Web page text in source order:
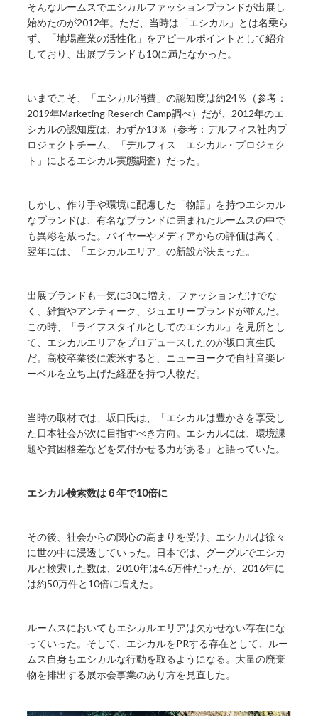
そんなルームスでエシカルファッションブランドが出展し
始めたのが2012年。ただ、当時は「エシカル」とは名乗ら
ず、「地場産業の活性化」をアピールポイントとして紹介
しており、出展ブランドも10に満たなかった。
いまでこそ、「エシカル消費」の認知度は約24％（参考：
2019年Marketing Reserch Camp調べ）だが、2012年のエ
シカルの認知度は、わずか13％（参考：デルフィス社内プ
ロジェクトチーム、「デルフィス エシカル・プロジェク
ト」によるエシカル実態調査）だった。
しかし、作り手や環境に配慮した「物語」を持つエシカル
なブランドは、有名なブランドに囲まれたルームスの中で
も異彩を放った。バイヤーやメディアからの評価は高く、
翌年には、「エシカルエリア」の新設が決まった。
出展ブランドも一気に30に増え、ファッションだけでな
く、雑貨やアンティーク、ジュエリーブランドが並んだ。
この時、「ライフスタイルとしてのエシカル」を見所とし
て、エシカルエリアをプロデュースしたのが坂口真生氏
だ。高校卒業後に渡米すると、ニューヨークで自社音楽レ
ーベルを立ち上げた経歴を持つ人物だ。
当時の取材では、坂口氏は、「エシカルは豊かさを享受し
た日本社会が次に目指すべき方向。エシカルには、環境課
題や貧困格差などを気付かせる力がある」と語っていた。
エシカル検索数は６年で10倍に
その後、社会からの関心の高まりを受け、エシカルは徐々
に世の中に浸透していった。日本では、グーグルでエシカ
ルと検索した数は、2010年は4.6万件だったが、2016年に
は約50万件と10倍に増えた。
ルームスにおいてもエシカルエリアは欠かせない存在にな
っていった。そして、エシカルをPRする存在として、ルー
ムス自身もエシカルな行動を取るようになる。大量の廃棄
物を排出する展示会事業のあり方を見直した。